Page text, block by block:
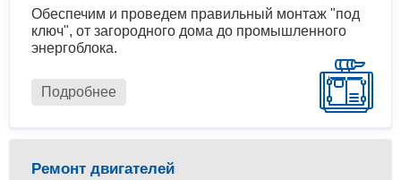
Обеспечим и проведем правильный монтаж "под
ключ", от загородного дома до промышленного
энергоблока.
Подробнее
Ремонт двигателей